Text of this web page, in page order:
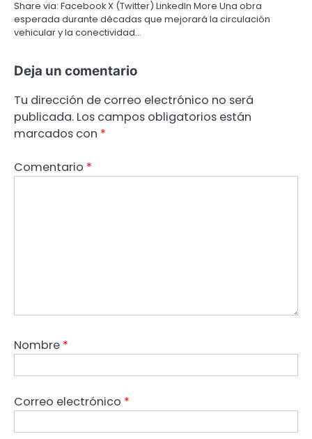
Share via: Facebook X (Twitter) LinkedIn More Una obra
esperada durante décadas que mejorará la circulación
vehicular y la conectividad…
Deja un comentario
Tu dirección de correo electrónico no será
publicada. Los campos obligatorios están
marcados con *
Comentario *
Nombre *
Correo electrónico *